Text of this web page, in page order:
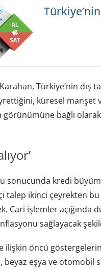
Karahan, Türkiye’nin
küresel manşet
bağlı
sonucunda kredi
talep ikinci çeyrekten
Cari işlemler açığında
sağlayacak
ilişkin öncü
eşya ve otomobil